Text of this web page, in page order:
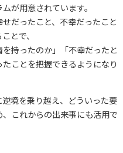
が用意されています。
だったこと、不幸だったこと
とで、
を持ったのか」「不幸だったと
ことを把握できるようになり
境を乗り越え、どういった要
これからの出来事にも活用で